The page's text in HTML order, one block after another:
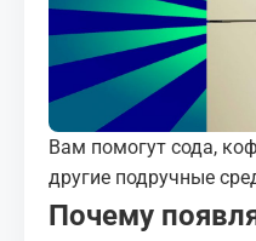
МЕДИА
КОРТЫ
КОНТАКТЫ
UZ-PIN
Вам помогут сода,
другие подручные
Почему